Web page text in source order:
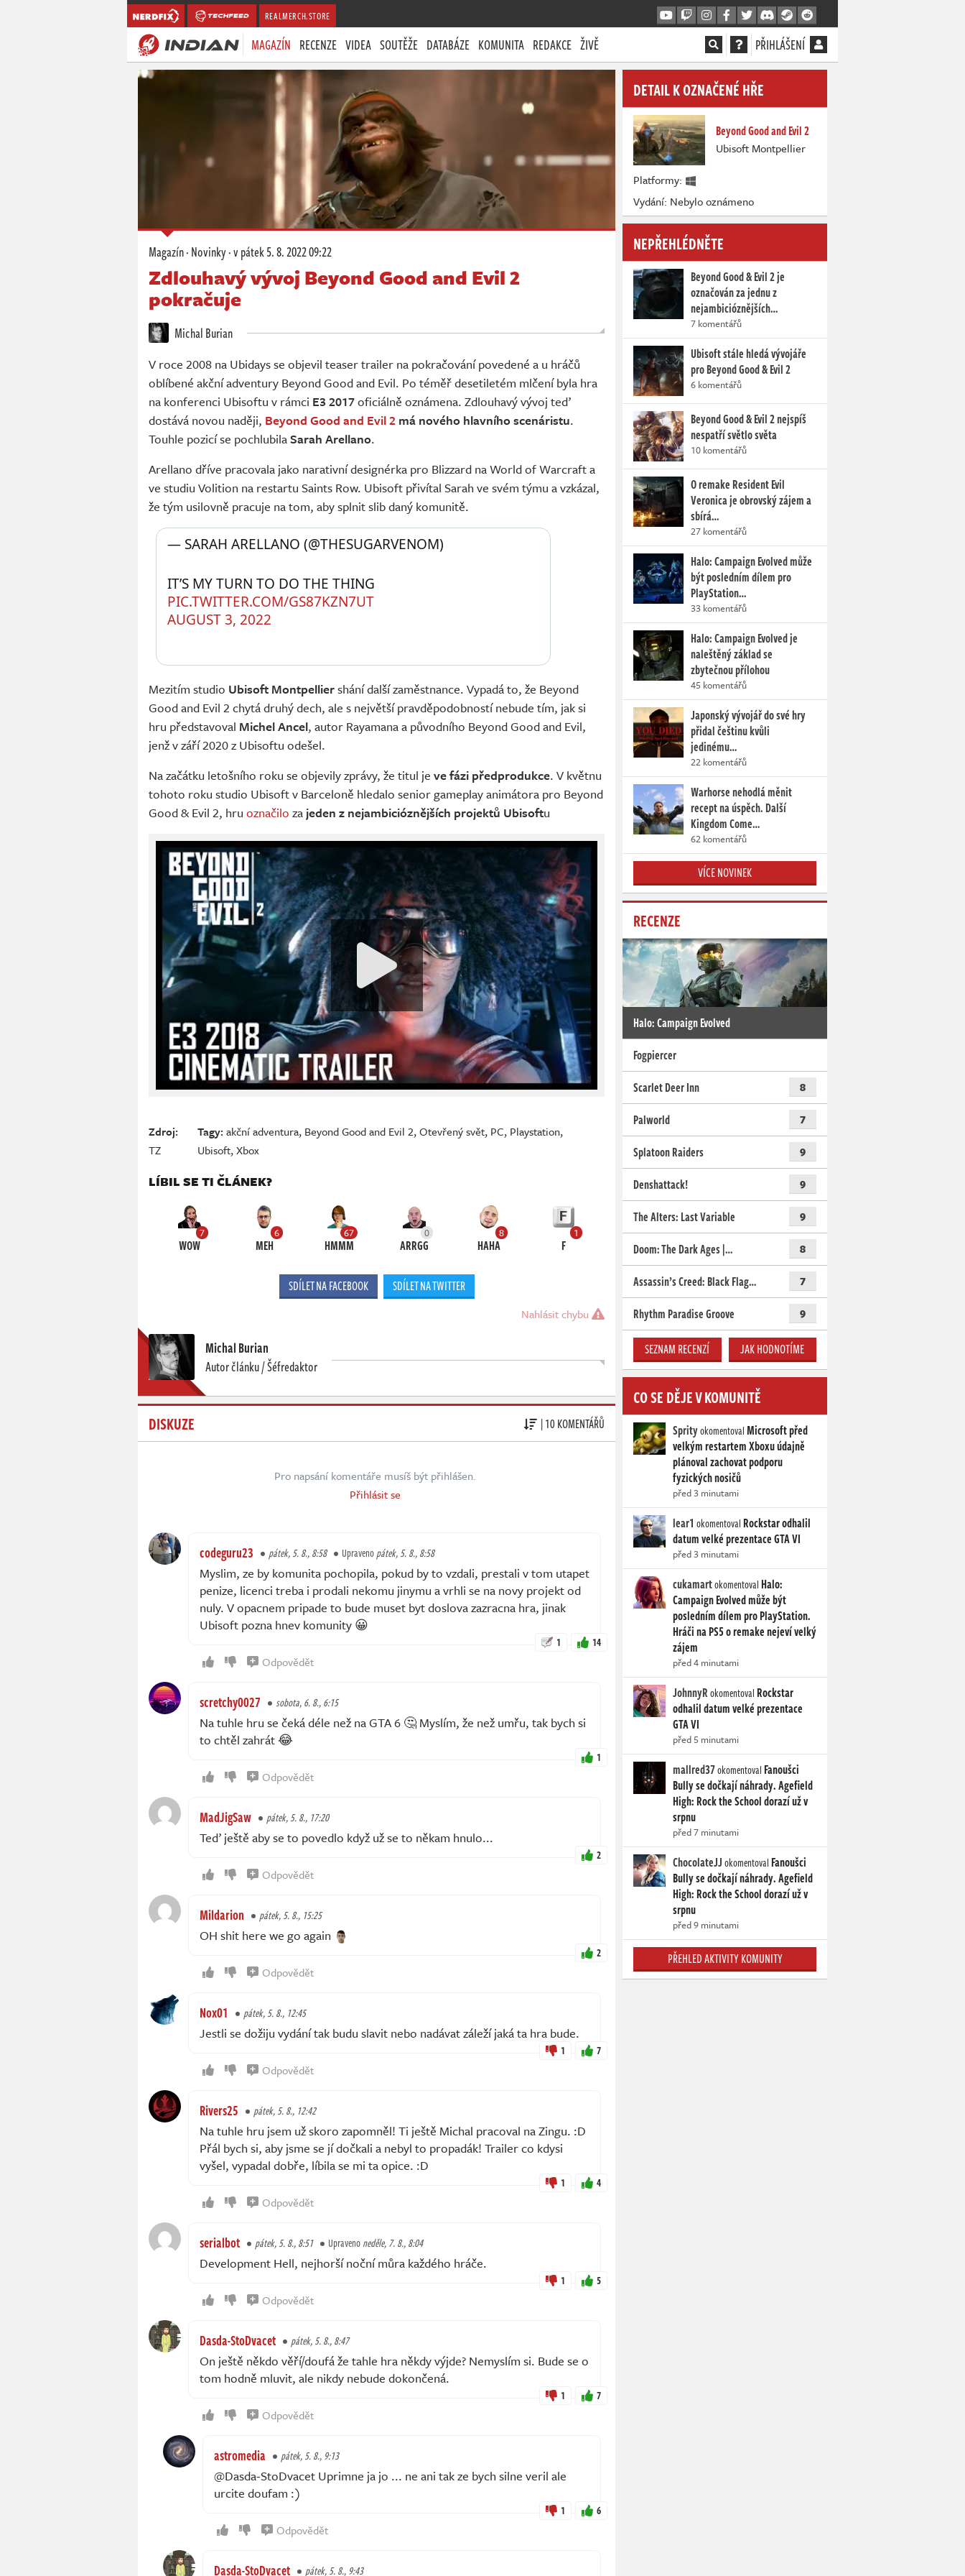
REALMERCH.STORE
MAGAZÍN RECENZE VIDEA SOUTĚŽE DATABÁZE KOMUNITA REDAKCE ŽIVĚ PŘIHLÁŠENÍ
Magazín·Novinky·v pátek5. 8. 2022 09:22
Zdlouhavý vývoj Beyond Good and Evil 2
pokračuje
Michal Burian
V roce 2008 na Ubidays se objevil teaser trailer na pokračování povedené a u hráčů
oblíbené akční adventury Beyond Good and Evil. Po téměř desetiletém mlčení byla hra
na konferenci Ubisoftu v rámci E3 2017oficiálně oznámena. Zdlouhavý vývoj teď
dostává novou naději, Beyond Good and Evil 2 má nového hlavního scenáristu.
Touhle pozicí se pochlubilaSarah Arellano.
Arellano dříve pracovala jako narativní designérka pro Blizzard na World of Warcraft a
ve studiu Volition na restartu Saints Row. Ubisoft přivítal Sarah ve svém týmu a vzkázal,
že tým usilovně pracuje na tom, aby splnit slib daný komunitě.
PIC.TWITTER.COM/GS87KZN7UT
— SARAH ARELLANO (@THESUGARVENOM)
AUGUST 3, 2022
Mezitím studio Ubisoft Montpelliershání další zaměstnance. Vypadá to, že Beyond
Good and Evil 2 chytá druhý dech, ale s největší pravděpodobností nebude tím, jak si
hru představoval Michel Ancel, autor Rayamana a původního Beyond Good and Evil,
jenž v září 2020 z Ubisoftu odešel.
Na začátku letošního roku se objevily zprávy, že titul je ve fázi předprodukce. V květnu
tohoto roku studio Ubisoft v Barceloně hledalo senior gameplay animátora pro Beyond
Good & Evil 2, hru označilo za jeden z nejambicióznějších projektů Ubisoftu
Zdroj:
TZ
Tagy:akční adventura, Beyond Good and Evil 2,Otevřený svět, PC, Playstation,
Ubisoft,Xbox
LÍBIL SE TI ČLÁNEK?
7
WOW
6
MEH
67
HMMM
0
ARRGG
8
HAHA
1
F
SDÍLET NA FACEBOOK SDÍLET NA TWITTER
Nahlásit chybu
Michal Burian
Autor článku / Šéfredaktor
DISKUZE | 10 KOMENTÁŘŮ
Pro napsání komentáře musíš být přihlášen.
Přihlásit se
codeguru23 pátek, 5. 8., 8:58 Upravenopátek, 5. 8., 8:58
Myslim, ze by komunita pochopila, pokud by to vzdali, prestali v tom utapet
penize, licenci treba i prodali nekomu jinymu a vrhli se na novy projekt od
nuly. V opacnem pripade to bude muset byt doslova zazracna hra, jinak
Ubisoft pozna hnev komunity 😀
1 14
Odpovědět
scretchy0027 sobota, 6. 8., 6:15
Na tuhle hru se čeká déle než na GTA 6 🤔 Myslím, že než umřu, tak bych si
to chtěl zahrát 😂
1
Odpovědět
MadJigSaw pátek, 5. 8., 17:20
Teď ještě aby se to povedlo když už se to někam hnulo...
2
Odpovědět
Mildarion pátek, 5. 8., 15:25
OH shit here we go again
2
Odpovědět
Nox01 pátek, 5. 8., 12:45
Jestli se dožiju vydání tak budu slavit nebo nadávat záleží jaká ta hra bude.
1 7
Odpovědět
Rivers25 pátek, 5. 8., 12:42
Na tuhle hru jsem už skoro zapomněl! Ti ještě Michal pracoval na Zingu. :D
Přál bych si, aby jsme se jí dočkali a nebyl to propadák! Trailer co kdysi
vyšel, vypadal dobře, líbila se mi ta opice. :D
1 4
Odpovědět
serialbot pátek, 5. 8., 8:51 Upravenoneděle, 7. 8., 8:04
Development Hell, nejhorší noční můra každého hráče.
1 5
Odpovědět
Dasda-StoDvacet pátek, 5. 8., 8:47
On ještě někdo věří/doufá že tahle hra někdy výjde? Nemyslím si. Bude se o
tom hodně mluvit, ale nikdy nebude dokončená.
1 7
Odpovědět
astromedia pátek, 5. 8., 9:13
@Dasda-StoDvacet Uprimne ja jo ... ne ani tak ze bych silne veril ale
urcite doufam :)
1 6
Odpovědět
Dasda-StoDvacet pátek, 5. 8., 9:43
DETAIL K OZNAČENÉ HŘE
Beyond Good and Evil 2
Ubisoft Montpellier
Platformy:
Vydání: Nebylo oznámeno
NEPŘEHLÉDNĚTE
Beyond Good & Evil 2 je
označován za jednu z
nejambicióznějších…
7 komentářů
Ubisoft stále hledá vývojáře
pro Beyond Good & Evil 2
6 komentářů
Beyond Good & Evil 2 nejspíš
nespatří světlo světa
10 komentářů
O remake Resident Evil
Veronica je obrovský zájem a
sbírá…
27 komentářů
Halo: Campaign Evolved může
být posledním dílem pro
PlayStation…
33 komentářů
Halo: Campaign Evolved je
naleštěný základ se
zbytečnou přílohou
45 komentářů
Japonský vývojář do své hry
přidal češtinu kvůli
jedinému…
22 komentářů
Warhorse nehodlá měnit
recept na úspěch. Další
Kingdom Come…
62 komentářů
VÍCE NOVINEK
RECENZE
Halo: Campaign Evolved
Fogpiercer
Scarlet Deer Inn
8
Palworld 7
Splatoon Raiders 9
Denshattack! 9
The Alters: Last Variable 9
Doom: The Dark Ages |… 8
Assassin’s Creed: Black Flag… 7
Rhythm Paradise Groove 9
SEZNAM RECENZÍ JAK HODNOTÍME
CO SE DĚJE V KOMUNITĚ
SprityokomentovalMicrosoft před
velkým restartem Xboxu údajně
plánoval zachovat podporu
fyzických nosičů
před 3 minutami
lear1 okomentoval Rockstar odhalil
datum velké prezentace GTA VI
před 3 minutami
cukamartokomentoval Halo:
Campaign Evolved může být
posledním dílem pro PlayStation.
Hráči na PS5 o remake nejeví velký
zájem
před 4 minutami
JohnnyRokomentoval Rockstar
odhalil datum velké prezentace
GTA VI
před 5 minutami
mallred37okomentoval Fanoušci
Bully se dočkají náhrady. Agefield
High: Rock the School dorazí už v
srpnu
před 7 minutami
ChocolateJJokomentoval Fanoušci
Bully se dočkají náhrady. Agefield
High: Rock the School dorazí už v
srpnu
před 9 minutami
PŘEHLED AKTIVITY KOMUNITY